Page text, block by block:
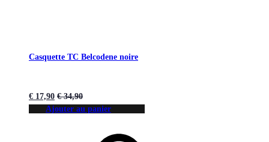
Casquette TC Belcodene noire
€ 17,90 €34,90
Ajouter au panier